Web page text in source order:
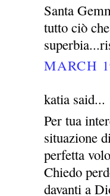
Santa
tutto ciò
MARCH
katia said...
Per tua
situazione
perfetta
Chiedo
davanti a